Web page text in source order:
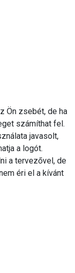
Ön zsebét, de ha
számíthat fel.
javasolt,
a logót.
a tervezővel, de
éri el a kívánt